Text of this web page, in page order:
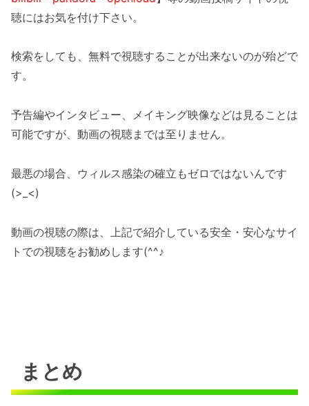
聴にはお気を付け下さい。
検索をしても、無料で視聴することが出来ないのが殆どで
す。
予告編やインタビュー、メイキング映像などは見ることは
可能ですが、動画の視聴までは至りません。
最悪の場合、ウィルス感染の確立もゼロではないんです
(>_<)
動画の視聴の際は、上記で紹介している安全・安心なサイ
トでの視聴をお勧めします(^^♪
まとめ